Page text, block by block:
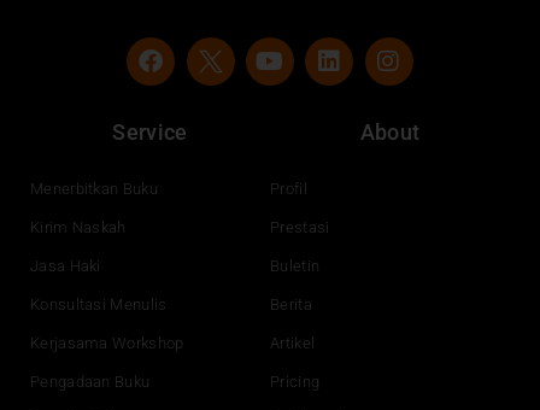
F
a
e
b
o
Y
o
e
L
i
n
I
n
t
a
Service
Menerbitkan Buku
Kirim Naskah
Jasa Haki
Konsultasi Menulis
Kerjasama Workshop
Pengadaan Buku
About
Profil
Prestasi
Buletin
Berita
Artikel
Pricing